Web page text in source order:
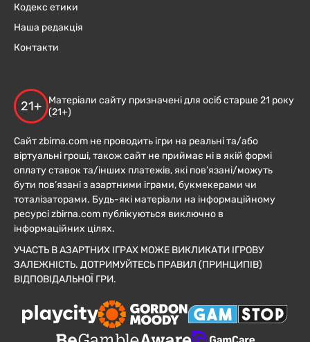
Кодекс етики
Наша редакція
Контакти
21+
Матеріали сайту призначені для осіб старше 21 року
(21+)
Сайт zbirna.com не проводить ігри на реальні та/або
віртуальні гроші, також сайт не приймає ні в якій формі
оплату ставок та/інших платежів, які пов’язані/можуть
бути пов’язані з азартними іграми, букмекерами чи
тоталізаторами. Будь-які матеріали на інформаційному
ресурсі zbirna.com публікуються виключно в
інформаційних цілях.
УЧАСТЬ В АЗАРТНИХ ІГРАХ МОЖЕ ВИКЛИКАТИ ІГРОВУ
ЗАЛЕЖНІСТЬ. ДОТРИМУЙТЕСЬ ПРАВИЛ (ПРИНЦИПІВ)
ВІДПОВІДАЛЬНОЇ ГРИ.